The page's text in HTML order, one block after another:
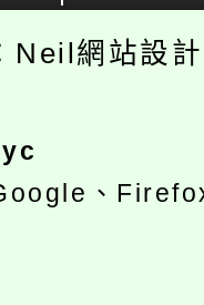
Neil網站設
、